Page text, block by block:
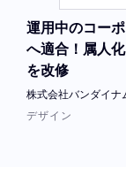
運用中のコー
へ適合！属人
を改修
株式会社バンダイナ
デザイン